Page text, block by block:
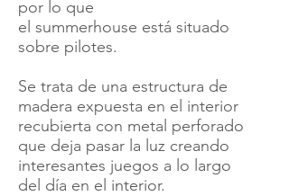
por lo que
el summerhouse está situado
sobre pilotes.
Se trata de una estructura de
madera expuesta en el interior
recubierta con metal perforado
que deja pasar la luz creando
interesantes juegos a lo largo
del día en el interior.